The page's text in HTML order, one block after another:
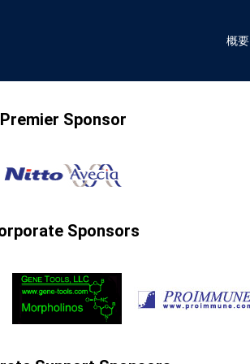
概要
Premier Sponsor
Sponsors